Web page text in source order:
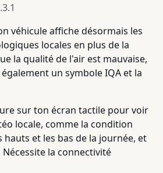
véhicule affiche désormais les
locales en plus de la
la qualité de l'air est mauvaise,
un symbole IQA et la
sur ton écran tactile pour voir
locale, comme la condition
et les bas de la journée, et
la connectivité